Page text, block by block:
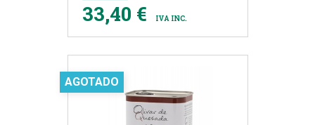
33,40 € IVA INC.
AGOTADO